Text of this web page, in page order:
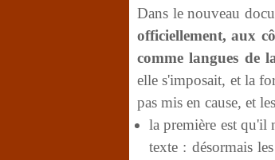
Dans le nouveau
officiellement, aux
comme langues de
elle s'imposait, et la
pas mis en cause, et
la première est qu'il
texte : désormais